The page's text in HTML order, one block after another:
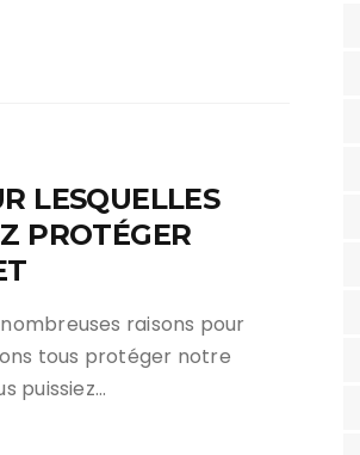
LESQUELLES
PROTÉGER
raisons pour
tous protéger notre
puissiez…